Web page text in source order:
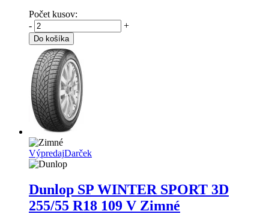
Počet kusov:
-
+
Do košíka
VýpredajDarček
Dunlop SP WINTER SPORT 3D
255/55 R18 109 V Zimné